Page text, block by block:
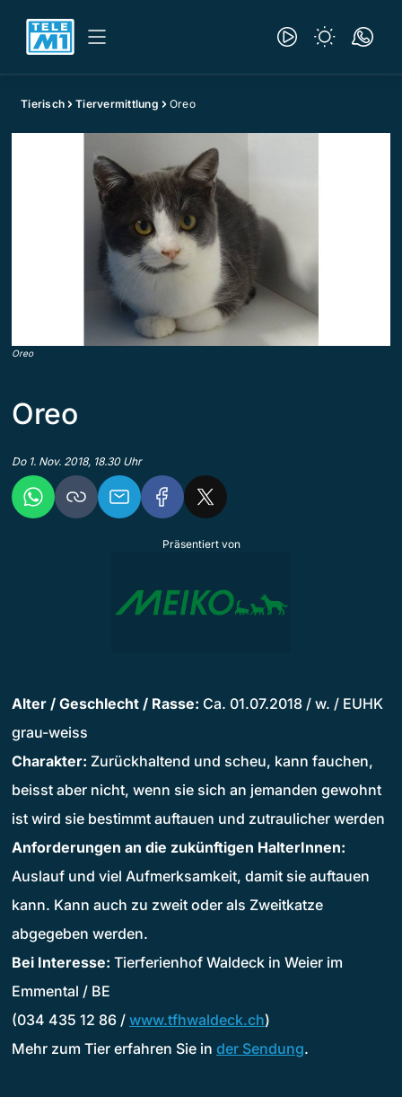
Tierisch Tiervermittlung Oreo
Oreo
Oreo
Do 1. Nov. 2018, 18.30 Uhr
Präsentiert von
Alter / Geschlecht / Rasse: Ca. 01.07.2018 / w. / EUHK
grau-weiss
Charakter: Zurückhaltend und scheu, kann fauchen,
beisst aber nicht, wenn sie sich an jemanden gewohnt
ist wird sie bestimmt auftauen und zutraulicher werden
Anforderungen an die zukünftigen HalterInnen:
Auslauf und viel Aufmerksamkeit, damit sie auftauen
kann. Kann auch zu zweit oder als Zweitkatze
abgegeben werden.
Bei Interesse: Tierferienhof Waldeck in Weier im
Emmental / BE
(034 435 12 86 / www.tfhwaldeck.ch)
Mehr zum Tier erfahren Sie in der Sendung.